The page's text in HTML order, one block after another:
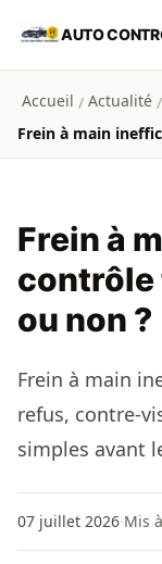
Aller au
AUTO
Accueil / Actualité /
Frein à
contrôle
ou non ?
Frein à main
refus, contre-
simples avant
07 juillet 2026·Mis